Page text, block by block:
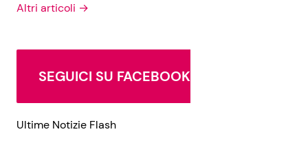
Altri articoli →
SEGUICI SU FACEBOOK
Ultime Notizie Flash